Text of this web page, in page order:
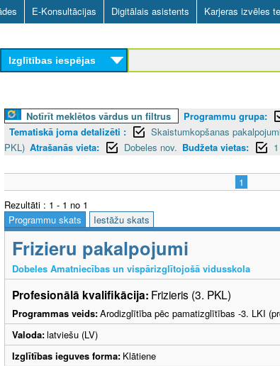
Skip
to
main
content
E-Konsultācijas Digitālais asistents Karjeras izvēles
Izglītības iespējas
Notīrīt meklētos vārdus un filtrus Programmu grupa:
Tematiskā joma detalizēti :
Skaistumkopšanas pakalpojumi
PKL) Atrašanās vieta: Dobeles nov. Budžeta vietas: 1
1
Rezultāti : 1 - 1 no 1
Programmu skats
Iestāžu skats
Frizieru pakalpojumi
Dobeles Amatniecības un vispārizglītojošā vidusskola
Profesionālā kvalifikācija: Frizieris (3. PKL)
Programmas veids:Arodizglītība pēc pamatizglītības -3. LKI
Valoda:latviešu (LV)
Izglītības ieguves forma: Klātiene